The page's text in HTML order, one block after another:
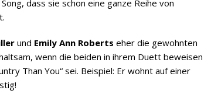
dass sie schon eine ganze Reihe von
und Emily Ann Roberts eher die gewohnten
wenn die beiden in ihrem Duett beweisen
Than You“ sei. Beispiel: Er wohnt auf einer